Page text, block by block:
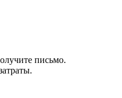
письмо.